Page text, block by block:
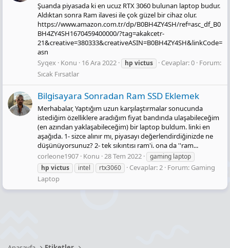
Şuanda piyasada ki en ucuz RTX 3060 bulunan laptop budur.
Aldıktan sonra Ram ilavesi ile çok güzel bir cihaz olur.
https://www.amazon.com.tr/dp/B0BH4ZY4SH/ref=asc_df_B0
BH4ZY4SH1670459400000/?tag=akakcetr-
21&creative=380333&creativeASIN=B0BH4ZY4SH&linkCode=
asn
Syqex Konu 16 Ara 2022 hp victus Cevaplar: 0 Forum:
Sıcak Fırsatlar
Bilgisayara Sonradan Ram SSD Eklemek
Merhabalar, Yaptığım uzun karşılaştırmalar sonucunda
istediğim özelliklere aradığım fiyat bandında ulaşabileceğim
(en azından yaklaşabileceğim) bir laptop buldum. linki en
aşağıda. 1- sizce alınır mı, piyasayı değerlendirdiğinizde ne
düşünüyorsunuz? 2- tek sıkıntısı ram'i. ona da ''ram...
corleone1907 Konu 28 Tem 2022
gaming laptop
hp victus intel rtx3060 Cevaplar: 2 Forum: Gaming
Laptop